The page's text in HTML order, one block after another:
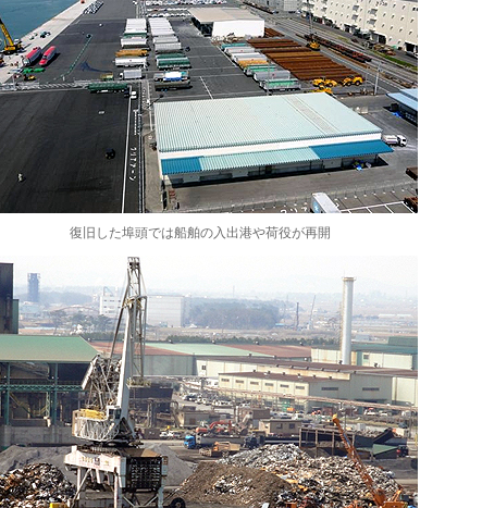
復旧した埠頭では船舶の入出港や荷役が再開